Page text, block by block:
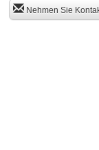
Nehmen Sie